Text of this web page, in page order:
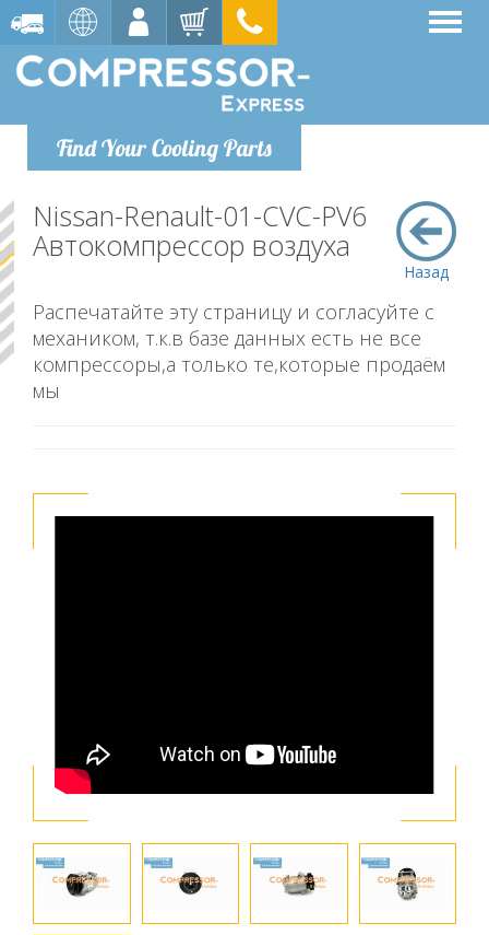
Find Your Cooling Parts
Назад
Nissan-Renault-01-CVC-PV6
Автокомпрессор воздуха
Распечатайте эту страницу и согласуйте с
механиком, т.к.в базе данных есть не все
компрессоры,а только те,которые продаём
мы